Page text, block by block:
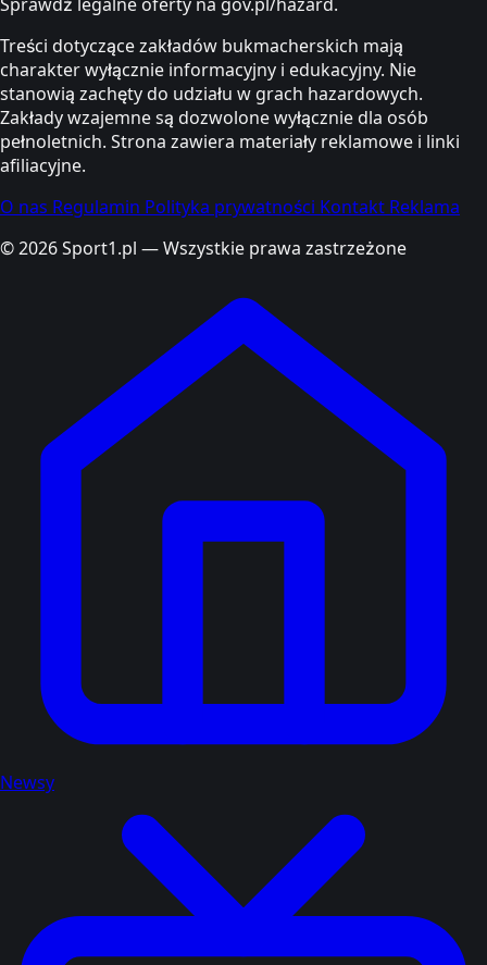
Treści dotyczące zakładów bukmacherskich mają
charakter wyłącznie informacyjny i edukacyjny. Nie
stanowią zachęty do udziału w grach hazardowych.
Zakłady wzajemne są dozwolone wyłącznie dla osób
pełnoletnich. Strona zawiera materiały reklamowe i linki
afiliacyjne.
O nas Regulamin Polityka prywatności Kontakt Reklama
© 2026 Sport1.pl — Wszystkie prawa zastrzeżone
Newsy